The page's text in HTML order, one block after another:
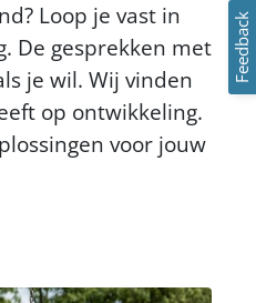
Feedback
Loop je vast in
De gesprekken met
je wil. Wij vinden
op ontwikkeling.
voor jouw